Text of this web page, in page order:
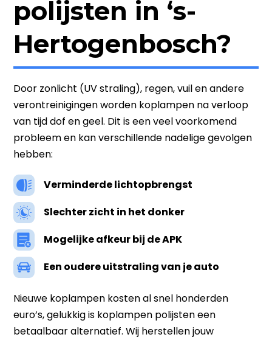
polijsten in ‘s-
Hertogenbosch?
Door zonlicht (UV straling), regen, vuil en andere
verontreinigingen worden koplampen na verloop
van tijd dof en geel. Dit is een veel voorkomend
probleem en kan verschillende nadelige gevolgen
hebben:
Verminderde lichtopbrengst
Slechter zicht in het donker
Mogelijke afkeur bij de APK
Een oudere uitstraling van je auto
Nieuwe koplampen kosten al snel honderden
euro’s, gelukkig is koplampen polijsten een
betaalbaar alternatief. Wij herstellen jouw